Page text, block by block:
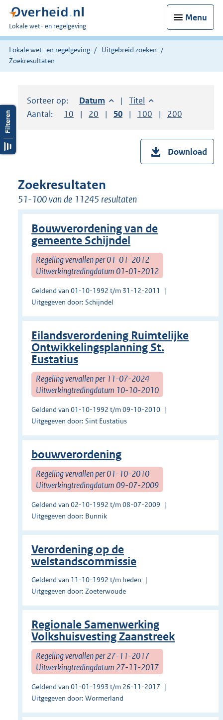
Menu
U
bent
hier:
Lokale wet- en regelgeving
Lokale wet- en regelgeving
Uitgebreid zoeken
Zoekresultaten
Sorteer op: Sorteer op:
Datum aflopendSorteer op:
Titel oplopend
Aantal:
Toon
10 resultaten per pagina
Toon
20 resultaten per pagina
Toon
50 resultaten per pagina
Toon
100 resultaten per
Toon
200
Download
Zoekresultaten
51-100 van de 11245 resultaten
Bouwverordening van de
gemeente Schijndel
Regeling vervallen per 01-01-2012
Uitwerkingtredingdatum 01-01-2012
Geldend van 01-10-1992 t/m 31-12-2011
Uitgegeven door: Schijndel
Eilandsverordening Ruimtelijke
Ontwikkelingsplanning St.
Eustatius
Regeling vervallen per 11-07-2024
Uitwerkingtredingdatum 10-10-2010
Geldend van 01-10-1992 t/m 09-10-2010
Uitgegeven door: Sint Eustatius
bouwverordening
Regeling vervallen per 01-10-2010
Uitwerkingtredingdatum 09-07-2009
Geldend van 02-10-1992 t/m 08-07-2009
Uitgegeven door: Bunnik
Verordening op de
welstandscommissie
Geldend van 11-10-1992 t/m heden
Uitgegeven door: Zoeterwoude
Regionale Samenwerking
Volkshuisvesting Zaanstreek
Regeling vervallen per 27-11-2017
Uitwerkingtredingdatum 27-11-2017
Geldend van 01-01-1993 t/m 26-11-2017
Uitgegeven door: Wormerland